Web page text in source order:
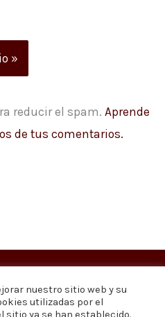
reducir el spam. Aprende
de tus comentarios.
Visión 20/20 Noticias
- Edición 1.095
nuestro sitio web y su
utilizadas por el
ya se han establecido.